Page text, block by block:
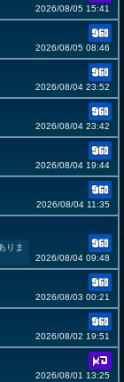
2026/08/05 15:41
2026/08/05 08:46
2026/08/04 23:52
2026/08/04 23:42
2026/08/04 19:44
2026/08/04 11:35
りま
2026/08/04 09:48
2026/08/03 00:21
2026/08/02 19:51
2026/08/01 13:25